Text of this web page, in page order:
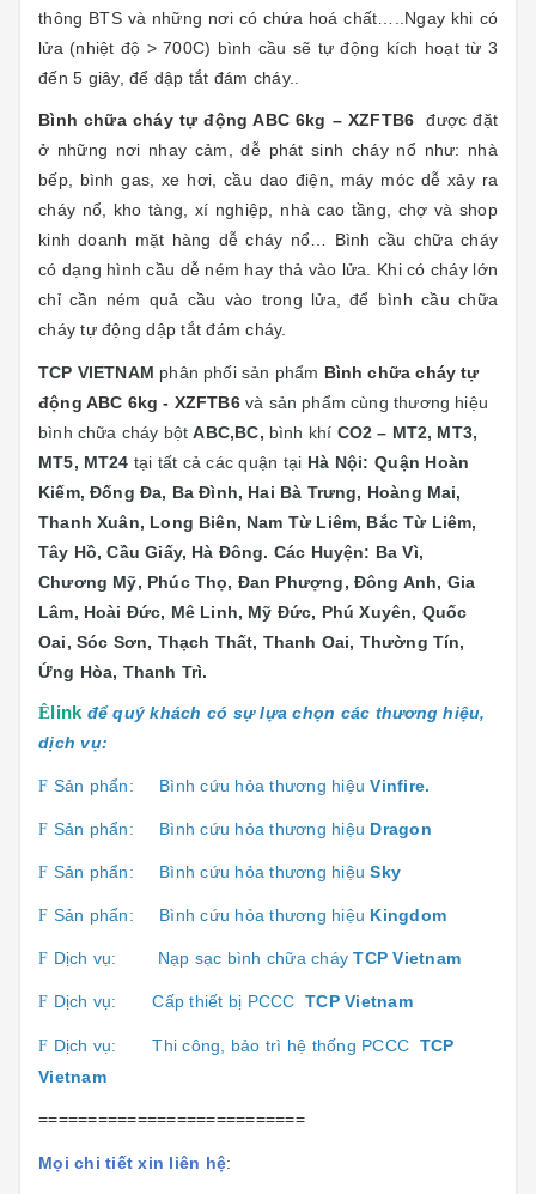
thông BTS và những nơi có chứa hoá chất…..Ngay khi có
lửa (nhiệt độ > 700C) bình cầu sẽ tự động kích hoạt từ 3
đến 5 giây, để dập tắt đám cháy..
Bình chữa cháy tự động ABC 6kg – XZFTB6 được đặt
ở những nơi nhay cảm, dễ phát sinh cháy nổ như: nhà
bếp, bình gas, xe hơi, cầu dao điện, máy móc dễ xảy ra
cháy nổ, kho tàng, xí nghiệp, nhà cao tầng, chợ và shop
kinh doanh mặt hàng dễ cháy nổ… Bình cầu chữa cháy
có dạng hình cầu dễ ném hay thả vào lửa. Khi có cháy lớn
chỉ cần ném quả cầu vào trong lửa, để bình cầu chữa
cháy tự động dập tắt đám cháy.
TCP VIETNAM phân phối sản phẩm Bình chữa cháy tự
động ABC 6kg - XZFTB6 và sản phẩm cùng thương hiệu
bình chữa cháy bộtABC,BC, bình khí CO2 – MT2, MT3,
MT5, MT24 tại tất cả các quận tại Hà Nội: Quận Hoàn
Kiếm, Đống Đa, Ba Đình, Hai Bà Trưng, Hoàng Mai,
Thanh Xuân, Long Biên, Nam Từ Liêm, Bắc Từ Liêm,
Tây Hồ, Cầu Giấy, Hà Đông. Các Huyện: Ba Vì,
Chương Mỹ, Phúc Thọ, Đan Phượng, Đông Anh, Gia
Lâm, Hoài Đức, Mê Linh, Mỹ Đức, Phú Xuyên, Quốc
Oai, Sóc Sơn, Thạch Thất, Thanh Oai, Thường Tín,
Ứng Hòa, Thanh Trì.
Êlink để quý khách có sự lựa chọn các thương hiệu,
dịch vụ:
F Sản phẩn: Bình cứu hỏa thương hiệuVinfire.
F Sản phẩn: Bình cứu hỏa thương hiệu Dragon
F Sản phẩn: Bình cứu hỏa thương hiệuSky
F Sản phẩn: Bình cứu hỏa thương hiệu Kingdom
F Dịch vụ: Nạp sạc bình chữa cháyTCP Vietnam
F Dịch vụ:Cấp thiết bị PCCC TCP Vietnam
F Dịch vụ:Thi công, bảo trì hệ thống PCCC TCP
Vietnam
===========================
Mọi chi tiết xin liên hệ: